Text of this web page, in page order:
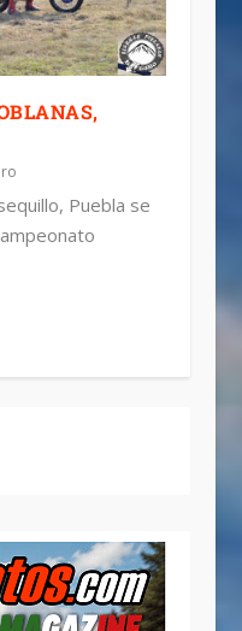
Puebla se